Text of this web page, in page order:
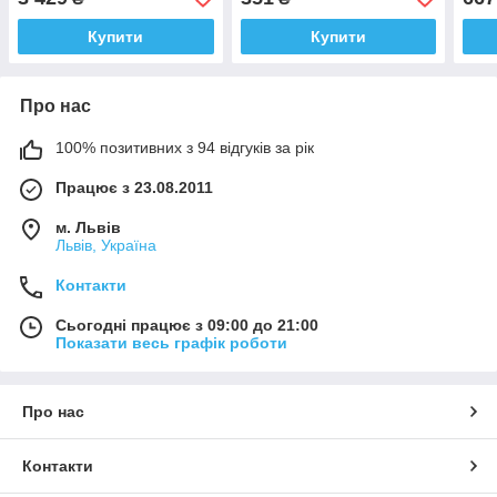
Купити Купити
Про нас
100% позитивних з 94 відгуків за рік
Працює з 23.08.2011
м. Львів
Львів, Україна
Контакти
Сьогодні працює з 09:00 до 21:00
Показати весь графік роботи
Про нас
Контакти